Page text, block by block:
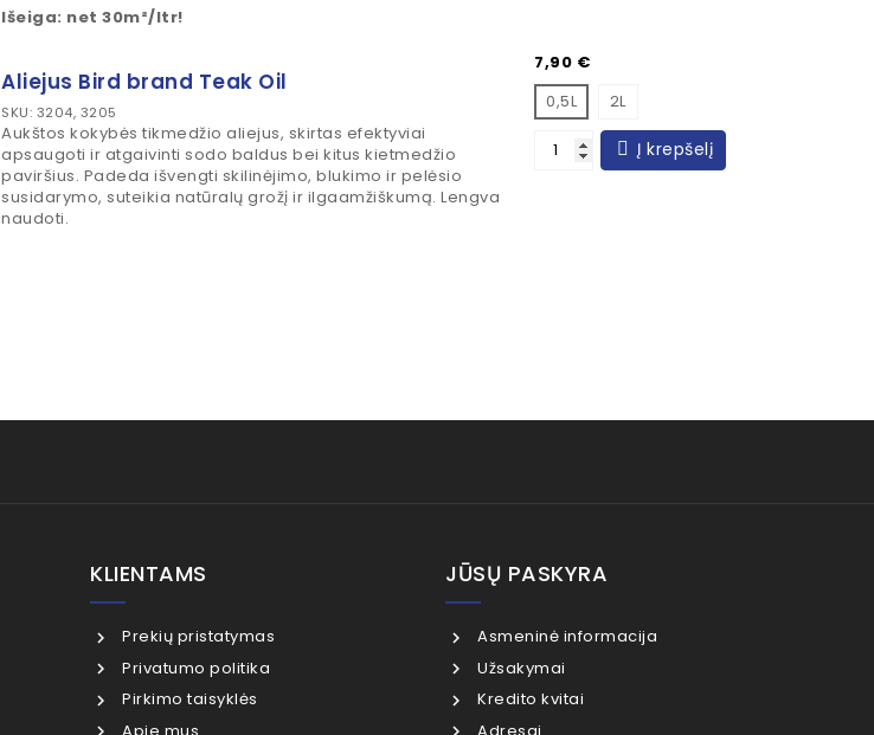
Išeiga: net 30m²/ltr!
Aliejus Bird brand Teak Oil
SKU: 3204, 3205
Aukštos kokybės tikmedžio aliejus, skirtas efektyviai
apsaugoti ir atgaivinti sodo baldus bei kitus kietmedžio
paviršius. Padeda išvengti skilinėjimo, blukimo ir pelėsio
susidarymo, suteikia natūralų grožį ir ilgaamžiškumą. Lengva
naudoti.
Kaina
7,90 €
0,5L
2L
Į krepšelį
KLIENTAMS
Prekių pristatymas
Privatumo politika
Pirkimo taisyklės
JŪSŲ PASKYRA
Asmeninė informacija
Užsakymai
Kredito kvitai